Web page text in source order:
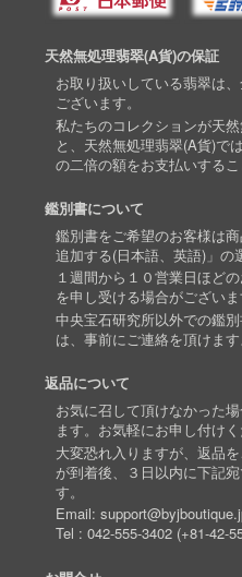
天然無処理翡翠(A貨)の保証
お取り扱いしている翡翠は
ございます。
私たちのコレクションが天
と、天然無処理翡翠(A貨)で
の二倍の額をお支払いするこ
鑑別書について
鑑別書をご希望のお客様は
追加する(日本語、英語)」の
１週間から１０営業日ほど
を申し受ける場合がございま
中央宝石研究所以外での鑑
は、事前にご連絡を頂けます
返品について
お気に召して頂けなかった
ます。お気軽にお申し付けく
大変恐れ入りますが、返品
が到着後、３日以内に下記
す。
Email:
Tel : 042-555-3402(+81-42-